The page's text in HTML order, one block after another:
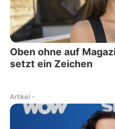
Oben ohne auf
setzt ein Zeichen
Artikel -